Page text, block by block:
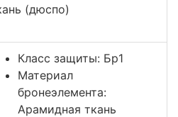
(дюспо)
Класс защиты: Бр1
Материал
бронеэлемента:
Арамидная ткань